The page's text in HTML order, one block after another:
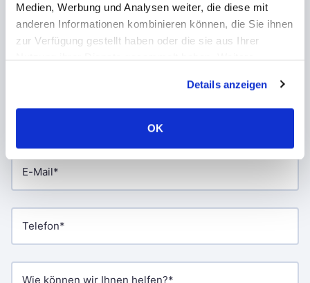
Medien, Werbung und Analysen weiter, die diese mit
anderen Informationen kombinieren können, die Sie ihnen
zur Verfügung gestellt haben oder die sie aus Ihrer
Nutzung ihrer Dienste gesammelt haben. Weitere
Details anzeigen
OK
Bevorzugen Sie persönlichen Kontakt? Schreiben Sie
uns eine E-Mail – wir melden uns in Kürze bei Ihnen.